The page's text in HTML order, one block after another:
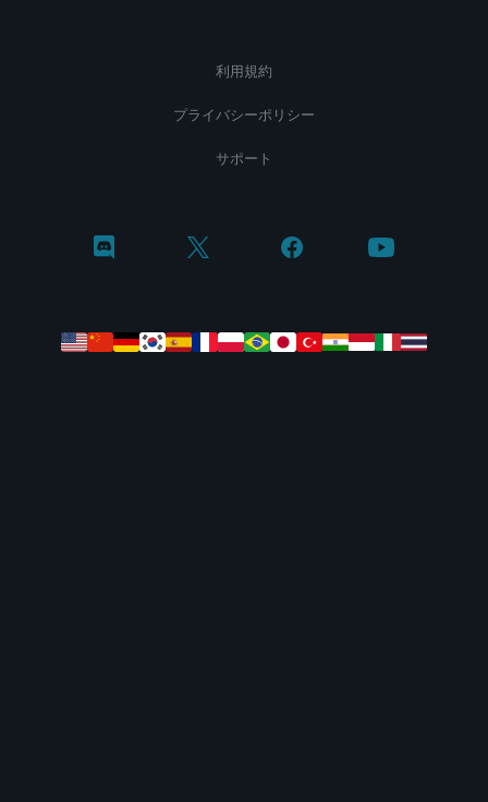
利用規約
プライバシーポリシー
サポート